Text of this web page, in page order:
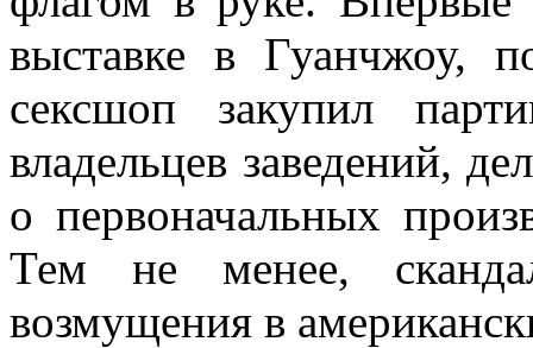
выставке в Гуанчжоу,
сексшоп закупил
владельцев заведений,
о первоначальных
Тем не менее,
возмущения в